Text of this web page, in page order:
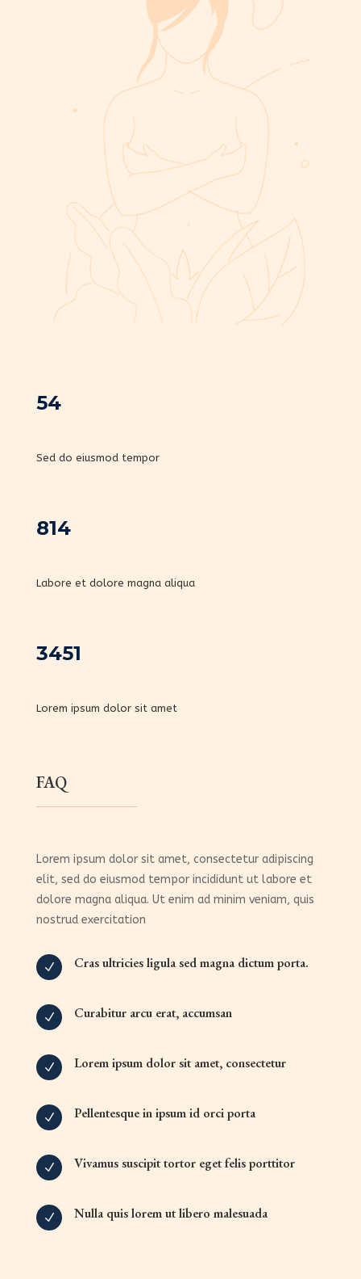
54
Sed do eiusmod tempor
814
Labore et dolore magna aliqua
3451
Lorem ipsum dolor sit amet
FAQ
Lorem ipsum dolor sit amet, consectetur adipiscing
elit, sed do eiusmod tempor incididunt ut labore et
dolore magna aliqua. Ut enim ad minim veniam, quis
nostrud exercitation
N Cras ultricies ligula sed magna dictum porta.
N Curabitur arcu erat, accumsan
N Lorem ipsum dolor sit amet, consectetur
N Pellentesque in ipsum id orci porta
N Vivamus suscipit tortor eget felis porttitor
N Nulla quis lorem ut libero malesuada